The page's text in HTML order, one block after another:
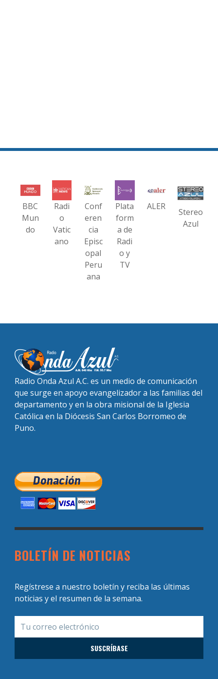
BBC
Mun
do
Radi
o
Vatic
ano
Conf
eren
cia
Episc
opal
Peru
ana
Plata
form
a de
Radi
o y
TV
ALER
Stereo
Azul
Radio Onda Azul A.C. es un medio de comunicación
que surge en apoyo evangelizador a las familias del
departamento y en la obra misional de la Iglesia
Católica en la Diócesis San Carlos Borromeo de
Puno.
BOLETÍN DE NOTICIAS
Regístrese a nuestro boletín y reciba las últimas
noticias y el resumen de la semana.